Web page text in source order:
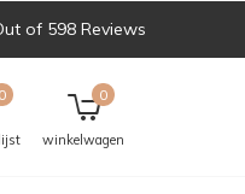
0
winkelwagen
0
of 598 Reviews